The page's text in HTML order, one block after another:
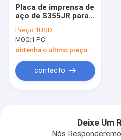
Placa de imprensa de
aço de S355JR para
do cartão duro
Preço:1USD
MOQ:1 PC
obtenha o ultimo preço
contacto
Deixe Um
Nós